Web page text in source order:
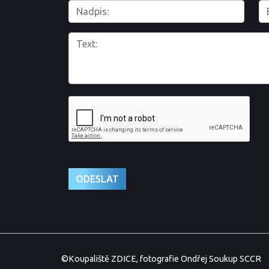
©Koupaliště ZDICE, fotografie Ondřej Soukup SCCR